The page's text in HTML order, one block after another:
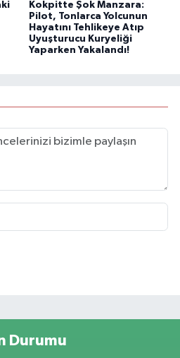
Kokpitte Şok Manzara:
Pilot, Tonlarca Yolcunun
Hayatını Tehlikeye Atıp
Uyuşturucu Kuryeliği
Yaparken Yakalandı!
Durumu